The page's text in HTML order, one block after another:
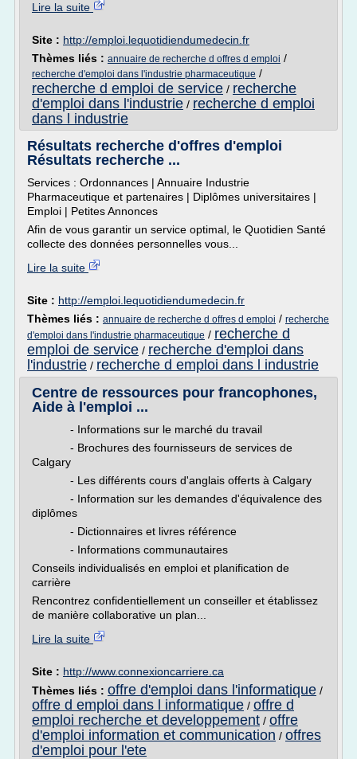
Lire la suite
Site : http://emploi.lequotidiendumedecin.fr
Thèmes liés : annuaire de recherche d offres d emploi /
recherche d'emploi dans l'industrie pharmaceutique /
recherche d emploi de service / recherche
d'emploi dans l'industrie / recherche d emploi
dans l industrie
Résultats recherche d'offres d'emploi
Résultats recherche ...
Services : Ordonnances | Annuaire Industrie
Pharmaceutique et partenaires | Diplômes universitaires |
Emploi | Petites Annonces
Afin de vous garantir un service optimal, le Quotidien Santé
collecte des données personnelles vous...
Lire la suite
Site : http://emploi.lequotidiendumedecin.fr
Thèmes liés : annuaire de recherche d offres d emploi / recherche
d'emploi dans l'industrie pharmaceutique / recherche d
emploi de service / recherche d'emploi dans
l'industrie / recherche d emploi dans l industrie
Centre de ressources pour francophones,
Aide à l'emploi ...
- Informations sur le marché du travail
- Brochures des fournisseurs de services de
Calgary
- Les différents cours d'anglais offerts à Calgary
- Information sur les demandes d'équivalence des
diplômes
- Dictionnaires et livres référence
- Informations communautaires
Conseils individualisés en emploi et planification de
carrière
Rencontrez confidentiellement un conseiller et établissez
de manière collaborative un plan...
Lire la suite
Site : http://www.connexioncarriere.ca
Thèmes liés : offre d'emploi dans l'informatique /
offre d emploi dans l informatique / offre d
emploi recherche et developpement / offre
d'emploi information et communication / offres
d'emploi pour l'ete